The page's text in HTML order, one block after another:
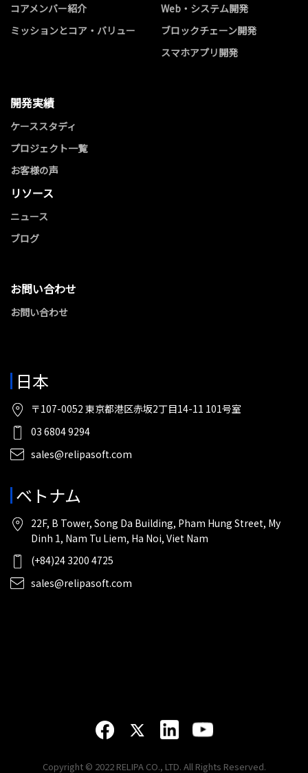
コアメンバー紹介
ミッションとコア・バリュー
Web・システム開発
ブロックチェーン開発
スマホアプリ開発
開発実績
ケーススタディ
プロジェクト一覧
お客様の声
リソース
ニュース
ブログ
お問い合わせ
お問い合わせ
日本
〒107-0052 東京都港区赤坂2丁目14-11 101号室
03 6804 9294
sales@relipasoft.com
ベトナム
22F, B Tower, Song Da Building, Pham Hung Street, My
Dinh 1, Nam Tu Liem, Ha Noi, Viet Nam
(+84)24 3200 4725
sales@relipasoft.com
Copyright © 2022 RELIPA CO., LTD. All Rights Reserved.